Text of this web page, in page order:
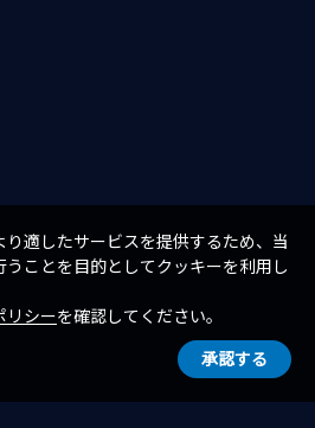
適したサービスを提供するため、当
ことを目的としてクッキーを利用し
リシーを確認してください。
承認する